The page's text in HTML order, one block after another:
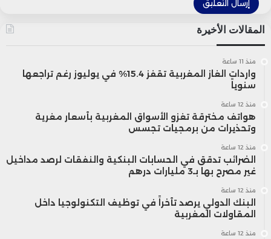
المقالات الأخيرة
منذ 11 ساعة
واردات الغاز المغربية تقفز 15.4% في يوليوز رغم تراجعها
سنوياً
منذ 12 ساعة
هواتف مخترقة تغزو الأسواق المغربية بأسعار مغرية
وتحذيرات من برمجيات تجسس
منذ 12 ساعة
الضرائب تدقق في الحسابات البنكية والنفقات لرصد مداخيل
غير مصرح بها بـ3 مليارات درهم
منذ 12 ساعة
البنك الدولي يرصد تأخراً في توظيف التكنولوجيا داخل
المقاولات المغربية
منذ 12 ساعة